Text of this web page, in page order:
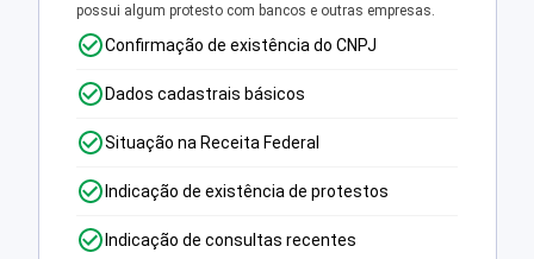
possui algum protesto com bancos e outras empresas.
Confirmação de existência do CNPJ
Dados cadastrais básicos
Situação na Receita Federal
Indicação de existência de protestos
Indicação de consultas recentes